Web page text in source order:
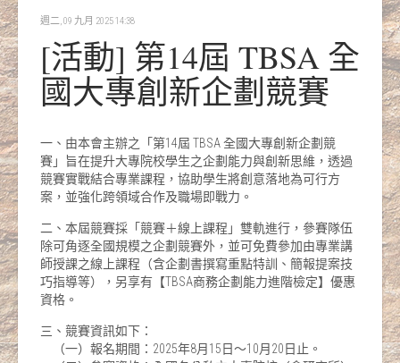
週二, 09 九月 2025 14:38
[活動] 第14屆 TBSA 全
國大專創新企劃競賽
一、由本會主辦之「第14屆 TBSA 全國大專創新企劃競
賽」旨在提升大專院校學生之企劃能力與創新思維，透過
競賽實戰結合專業課程，協助學生將創意落地為可行方
案，並強化跨領域合作及職場即戰力。
二、本屆競賽採「競賽＋線上課程」雙軌進行，參賽隊伍
除可角逐全國規模之企劃競賽外，並可免費參加由專業講
師授課之線上課程（含企劃書撰寫重點特訓、簡報提案技
巧指導等），另享有【TBSA商務企劃能力進階檢定】優惠
資格。
三、競賽資訊如下：
（一）報名期間：2025年8月15日～10月20日止。